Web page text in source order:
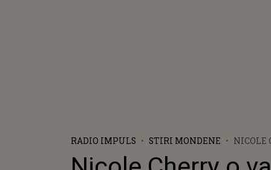
RADIO IMPULS STIRI MONDENE
NICOLE